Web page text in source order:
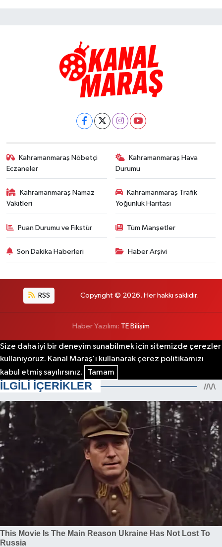
Kahramanmaraş Nöbetçi
Eczaneler
Kahramanmaraş Hava
Durumu
Kahramanmaraş Namaz
Vakitleri
Kahramanmaraş Trafik
Yoğunluk Haritası
Puan Durumu ve Fikstür Tüm Manşetler
Son Dakika Haberleri Haber Arşivi
RSS Copyright © 2026. Her hakkı saklıdır.
Haber Yazılımı: TE Bilişim
Size daha iyi bir deneyim sunabilmek için sitemizde çerezler
kullanıyoruz. Kanal Maraş'ı kullanarak çerez politikamızı
kabul etmiş sayılırsınız.
Tamam